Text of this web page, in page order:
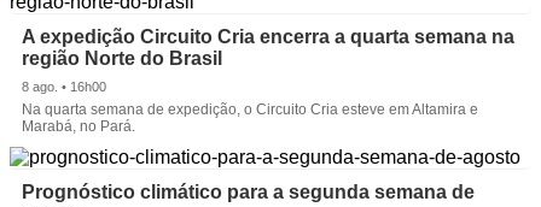
A expedição Circuito Cria encerra a quarta semana na
região Norte do Brasil
8 ago. • 16h00
Na quarta semana de expedição, o Circuito Cria esteve em Altamira e
Marabá, no Pará.
Prognóstico climático para a segunda semana de